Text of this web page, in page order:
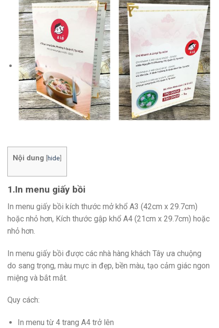
Nội dung [hide]
1.In menu giấy bồi
In menu giấy bồi kích thước mở khổ A3 (42cm x 29.7cm)
hoặc nhỏ hơn, Kích thước gập khổ A4 (21cm x 29.7cm) hoặc
nhỏ hơn.
In menu giấy bồi được các nhà hàng khách Tây ưa chuộng
do sang trọng, màu mực in đẹp, bền màu, tạo cảm giác ngon
miệng và bắt mắt.
Quy cách:
In menu từ 4 trang A4 trở lên